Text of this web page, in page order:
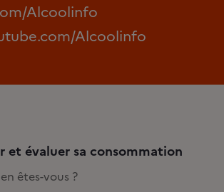
Alcoolinfo
Alcoolinfo
et évaluer sa consommation
êtes-vous ?